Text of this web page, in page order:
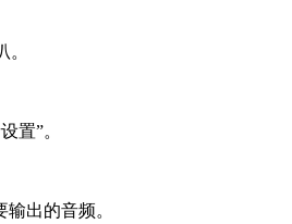
置”。
出的音频。